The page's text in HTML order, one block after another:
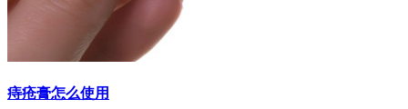
痔疮膏怎么使用